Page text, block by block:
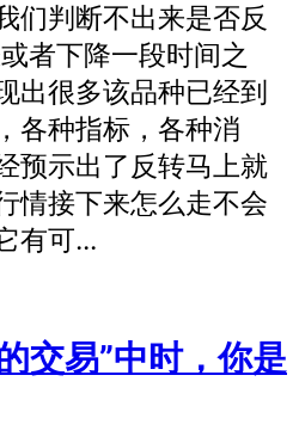
们判断不出来是否反
者下降一段时间之
出很多该品种已经到
各种指标，各种消
预示出了反转马上就
情接下来怎么走不会
有可...
交易”中时，你是